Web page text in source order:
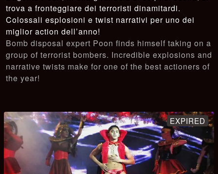
trova a fronteggiare dei terroristi dinamitardi.
Colossali esplosioni e twist narrativi per uno dei
miglior action dell’anno!
Bomb disposal expert Poon finds himself taking on a
group of terrorist bombers. Incredible explosions and
narrative twists make for one of the best actioners of
the year!